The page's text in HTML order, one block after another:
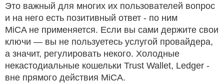
Это важный для многих их пользователей вопрос
и на него есть позитивный ответ - по ним
MiCA не применяется. Если вы сами держите свои
ключи — вы не пользуетесь услугой провайдера,
а значит, регулировать некого. Холодные
некастодиальные кошельки Trust Wallet, Ledger -
вне прямого действия MiCA.